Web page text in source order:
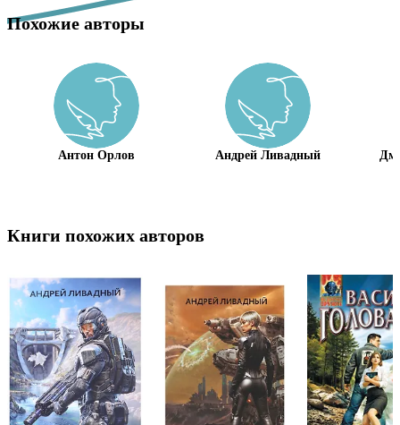
Похожие авторы
Антон Орлов Андрей Ливадный
Книги похожих авторов